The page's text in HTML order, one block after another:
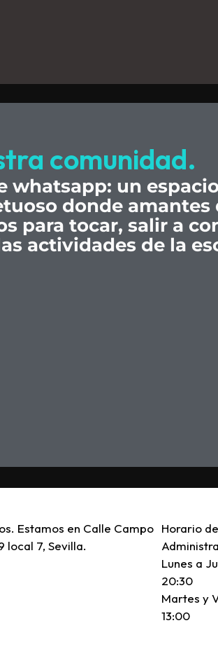
comunidad.
whatsapp: un espacio
donde amantes
para tocar, salir a
actividades de la
Estamos en Calle Campo
local 7, Sevilla.
Horario
Lunes a
20:30
Martes y
13:00